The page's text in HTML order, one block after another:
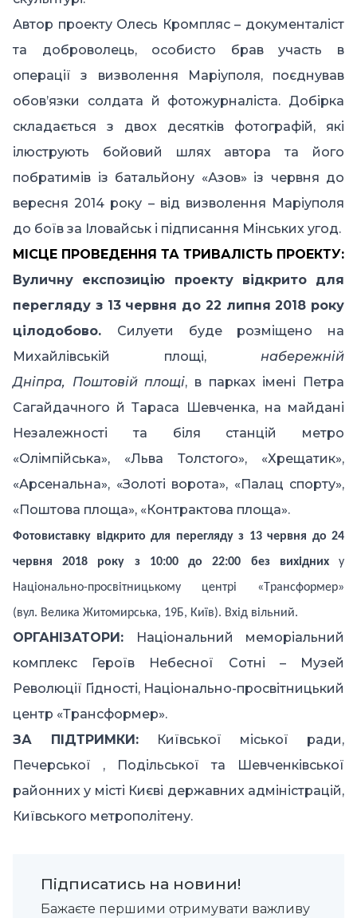
Автор проекту Олесь Кромпляс – документаліст
та доброволець, особисто брав участь в
операції з визволення Маріуполя, поєднував
обов’язки солдата й фотожурналіста. Добірка
складається з двох десятків фотографій, які
ілюструють бойовий шлях автора та його
побратимів із батальйону «Азов» із червня до
вересня 2014 року – від визволення Маріуполя
до боїв за Іловайськ і підписання Мінських угод.
МІСЦЕ ПРОВЕДЕННЯ ТА ТРИВАЛІСТЬ ПРОЕКТУ:
Вуличну експозицію проекту відкрито
для
перегляду з 13 червня до 22 липня 2018 року
цілодобово.
Силуети буде розміщено на
Михайлівській площі, набережній
Дніпра, Поштовій площі, в парках імені Петра
Сагайдачного й Тараса Шевченка, на майдані
Незалежності та біля станцій метро
«Олімпійська», «Льва Толстого», «Хрещатик»,
«Арсенальна», «Золоті ворота», «Палац спорту»,
«Поштова площа», «Контрактова площа».
Фотовиставку відкрито для перегляду з 13червня до 24
червня 2018 року з 10:00 до 22:00 без вихідних
у
Національно-просвітницькому центрі «
рансформер»
(вул. Велика Житомирська, 19Б, Київ). Вхід вільний.
ОРГАНІЗАТОРИ:
Національний меморіальний
комплекс Героїв Небесної Сотні
– Музей
Революції Гідності, Національно-просвітницький
центр «Трансформер».
ЗА ПІДТРИМКИ: Київської міської ради,
Печерської , Подільської та Шевченківської
районних у місті Києві державних адміністрацій,
Київського метрополітену.
Підписатись на новини!
Бажаєте першими отримувати важливу